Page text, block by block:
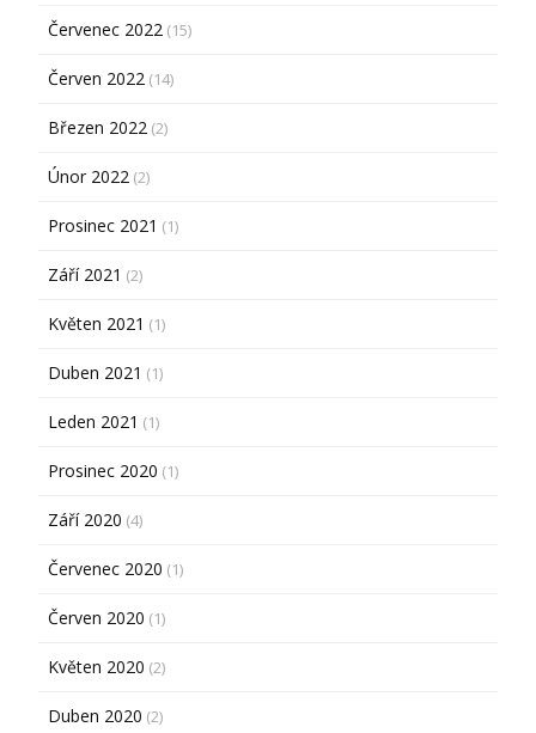
Červenec 2022 (15)
Červen 2022 (14)
Březen 2022 (2)
Únor 2022 (2)
Prosinec 2021 (1)
Září 2021 (2)
Květen 2021 (1)
Duben 2021 (1)
Leden 2021 (1)
Prosinec 2020 (1)
Září 2020 (4)
Červenec 2020 (1)
Červen 2020 (1)
Květen 2020 (2)
Duben 2020 (2)